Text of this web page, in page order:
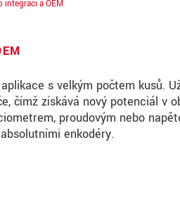
integraci a OEM
s velkým počtem kusů.
čímž získává nový potenciál v
proudovým nebo
enkodéry.